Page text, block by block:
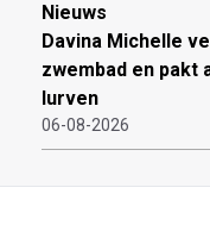
Nieuws
Davina Michelle
zwembad en pakt
lurven
06-08-2026